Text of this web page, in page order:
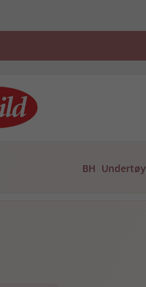
BH Undertøy